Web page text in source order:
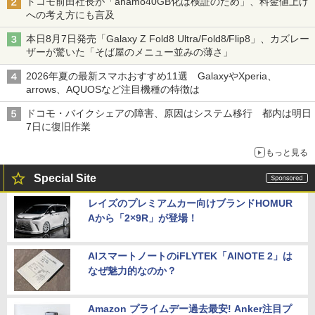
への考え方にも言及
本日8月7日発売「Galaxy Z Fold8 Ultra/Fold8/Flip8」、カズレー
ザーが驚いた「そば屋のメニュー並みの薄さ」
2026年夏の最新スマホおすすめ11選 GalaxyやXperia、
arrows、AQUOSなど注目機種の特徴は
ドコモ・バイクシェアの障害、原因はシステム移行 都内は明日
7日に復旧作業
もっと見る
Special Site
レイズのプレミアムカー向けブランドHOMUR
Aから「2×9R」が登場！
AIスマートノートのiFLYTEK「AINOTE 2」は
なぜ魅力的なのか？
Amazon プライムデー過去最安! Anker注目プ